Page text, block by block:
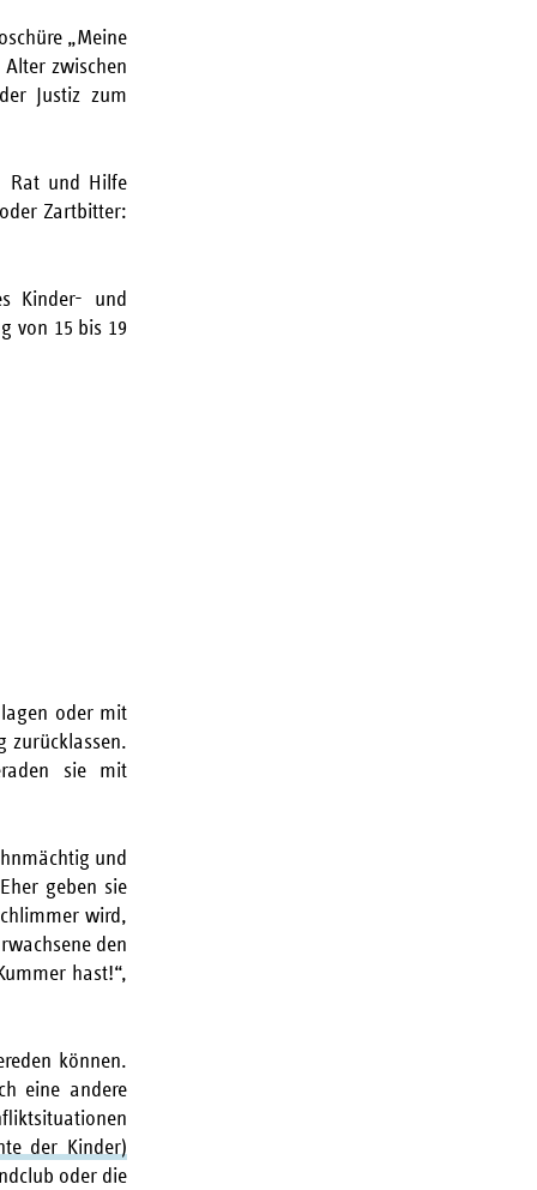
„Meine
zwischen
Justiz zum
Rat und Hilfe
Zartbitter:
Kinder- und
von 15 bis 19
oder mit
zurücklassen.
sie mit
und
geben sie
wird,
den
hast!“,
können.
eine andere
der Kinder)
oder die